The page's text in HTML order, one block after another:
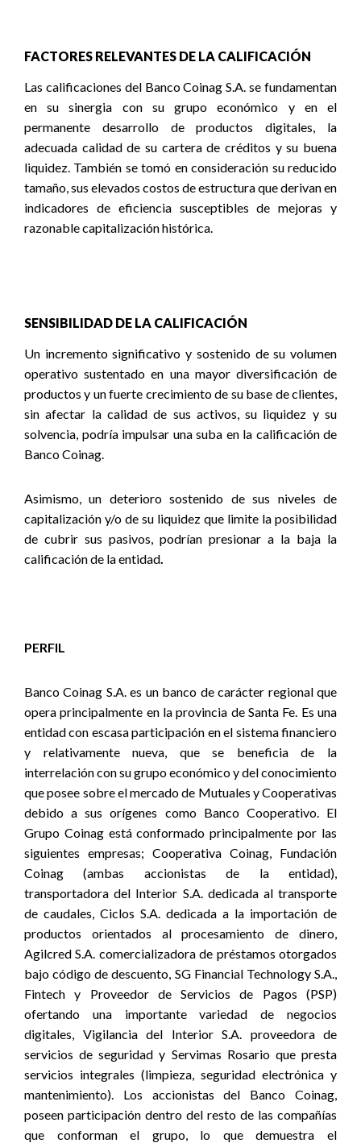
FACTORES RELEVANTES DE LA CALIFICACIÓN
Las calificaciones del Banco Coinag S.A. se fundamentan
en su sinergia con su grupo económico y en el
permanente desarrollo de productos digitales, la
adecuada calidad de su cartera de créditos y su buena
liquidez. También se tomó en consideración su reducido
tamaño, sus elevados costos de estructura que derivan en
indicadores de eficiencia susceptibles de mejoras y
razonable capitalización histórica.
SENSIBILIDAD DE LA CALIFICACIÓN
Un incremento significativo y sostenido de su volumen
operativo sustentado en una mayor diversificación de
productos y un fuerte crecimiento de su base de clientes,
sin afectar la calidad de sus activos, su liquidez y su
solvencia, podría impulsar una suba en la calificación de
Banco Coinag.
Asimismo, un deterioro sostenido de sus niveles de
capitalización y/o de su liquidez que limite la posibilidad
de cubrir sus pasivos, podrían presionar a la baja la
calificación de la entidad.
PERFIL
Banco Coinag S.A. es un banco de carácter regional que
opera principalmente en la provincia de Santa Fe. Es una
entidad con escasa participación en el sistema financiero
y relativamente nueva, que se beneficia de la
interrelación con su grupo económico y del conocimiento
queposee sobre el mercado de Mutuales y Cooperativas
debido a sus orígenes como Banco Cooperativo. El
Grupo Coinag está conformado principalmente por las
siguientes empresas; Cooperativa Coinag, Fundación
Coinag (ambas accionistas de la entidad),
transportadora del Interior S.A. dedicada al transporte
de caudales, Ciclos S.A. dedicada a la importación de
productos orientados al procesamiento de dinero,
Agilcred S.A. comercializadora de préstamos otorgados
bajo código de descuento, SG Financial Technology S.A.,
Fintech y Proveedor de Servicios de Pagos (PSP)
ofertando una importante variedad de negocios
digitales, Vigilancia del Interior S.A. proveedora de
servicios de seguridad y Servimas Rosario que presta
servicios integrales (limpieza, seguridad electrónica y
mantenimiento). Los accionistas del Banco Coinag,
poseen participación dentro del resto de las compañías
que conforman el grupo, lo que demuestra el